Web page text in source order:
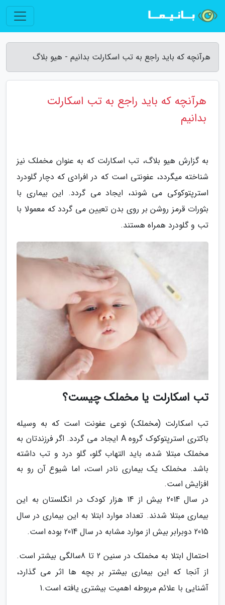
هرآنچه که باید راجع به تب اسکارلت بدانیم - هیو بلاگ
هرآنچه که باید راجع به تب اسکارلت
بدانیم
به گزارش هیو بلاگ، تب اسکارلت که به عنوان مخملک نیز
شناخته میگردد، عفونتی است که در افرادی که دچار گلودرد
استرپتوکوکی می شوند، ایجاد می گردد. این بیماری با
بثورات قرمز روشن بر روی بدن تعیین می گردد که معمولا با
تب و گلودرد همراه هستند.
تب اسکارلت یا مخملک چیست؟
تب اسکارلت (مخملک) نوعی عفونت است که به وسیله
باکتری استرپتوکوک گروه A ایجاد می گردد. اگر فرزندتان به
مخملک مبتلا شده، باید التهاب گلو، گلو درد و تب داشته
باشد. مخملک یک بیماری نادر است، اما شیوع آن رو به
افزایش است.
در سال 2014 بیش از 14 هزار کودک در انگلستان به این
بیماری مبتلا شدند. تعداد موارد ابتلا به این بیماری در سال
2015 دوبرابر بیش از موارد مشابه در سال 2014 بوده است.
احتمال ابتلا به مخملک در سنین 2 تا 8سالگی بیشتر است.
از آنجا که این بیماری بیشتر بر بچه ها اثر می گذارد،
آشنایی با علائم مربوطه اهمیت بیشتری یافته است.1